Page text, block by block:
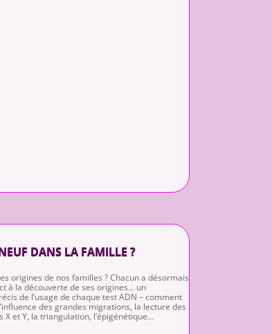
DANS LA FAMILLE ?
origines de nos familles ? Chacun a désormais
à la découverte de ses origines… un
de l’usage de chaque test ADN – comment
des grandes migrations, la lecture des
X et Y, la triangulation, l’épigénétique…